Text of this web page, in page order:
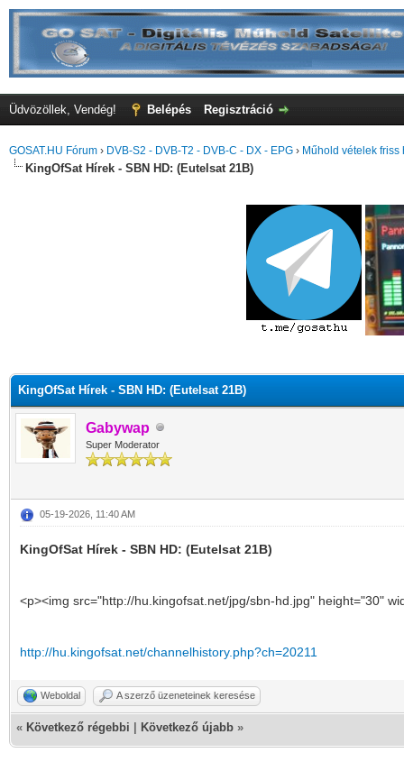
Üdvözöllek, Vendég! Belépés Regisztráció
GOSAT.HU Fórum › DVB-S2 - DVB-T2 - DVB-C - DX - EPG › Műhold vételek friss
KingOfSat Hírek - SBN HD: (Eutelsat 21B)
KingOfSat Hírek - SBN HD: (Eutelsat 21B)
Gabywap
Super Moderator
05-19-2026, 11:40 AM
KingOfSat Hírek - SBN HD: (Eutelsat 21B)
<p><img src="http://hu.kingofsat.net/jpg/sbn-hd.jpg" height="30"
http://hu.kingofsat.net/channelhistory.php?ch=20211
Weboldal A szerző üzeneteinek keresése
« Következő régebbi Következő újabb »